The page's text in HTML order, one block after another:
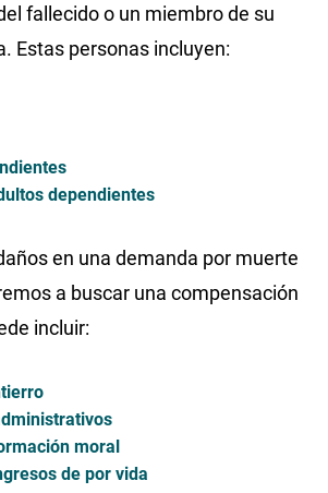
fallecido o un miembro de su
Estas personas incluyen:
dependientes
en una demanda por muerte
a buscar una compensación
incluir:
moral
de por vida